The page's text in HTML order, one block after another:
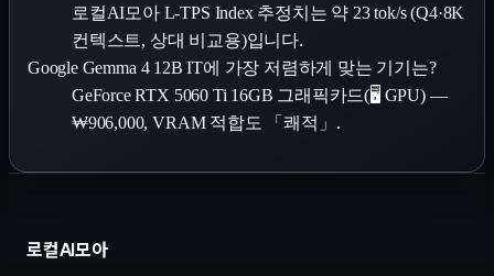
로컬AI모아 L-TPS Index 추정치는 약 23 tok/s (Q4·8K
컨텍스트, 상대 비교용)입니다.
Google Gemma 4 12B IT에 가장 저렴하게 맞는 기기는?
GeForce RTX 5060 Ti 16GB 그래픽카드(🖥️ GPU) —
₩906,000, VRAM 적합도 「쾌적」.
로컬AI모아